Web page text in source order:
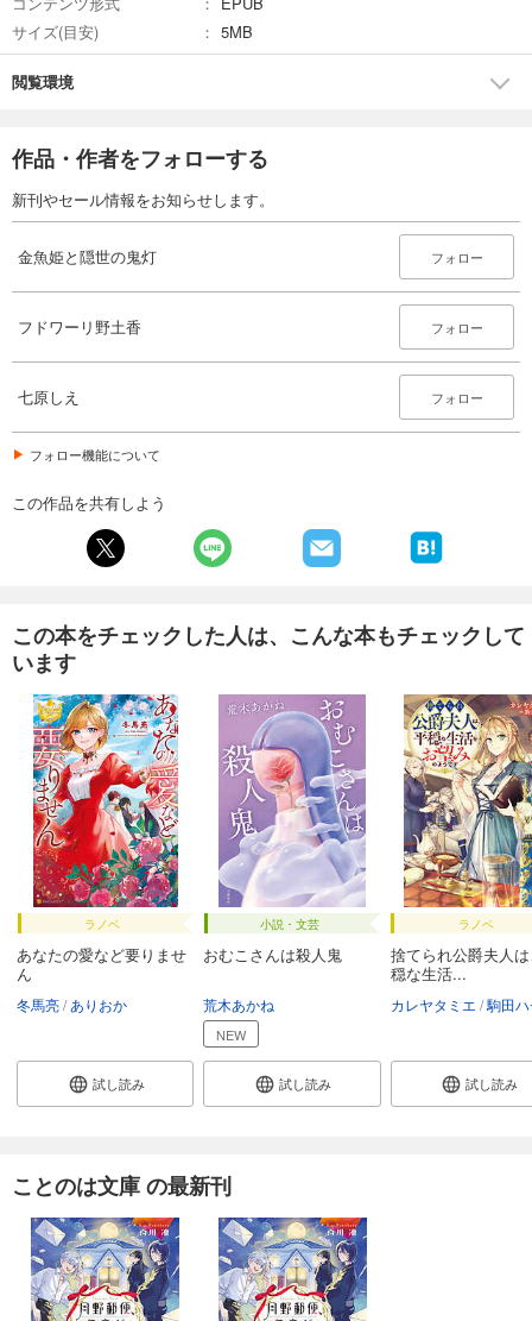
サイズ(目安)
5MB
閲覧環境
作品・作者をフォローする
新刊やセール情報をお知らせします。
金魚姫と隠世の鬼灯 フォロー
フドワーリ野土香 フォロー
七原しえ フォロー
フォロー機能について
この作品を共有しよう
この本をチェックした人は、こんな本もチェックして
います
ラノベ
あなたの愛など要りませ
ん
冬馬亮 ありおか
試し読み
小説・文芸
おむこさんは殺人鬼
荒木あかね
NEW
試し読み
ラノベ
捨てられ公爵夫人
穏な生活...
カレヤタミエ 駒田
試し読み
ことのは文庫 の最新刊